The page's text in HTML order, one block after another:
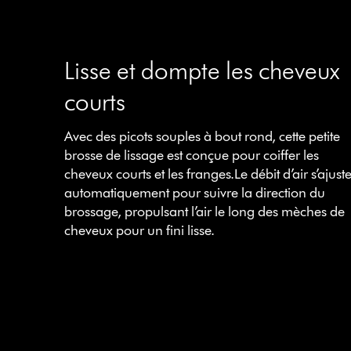
Lisse et dompte les cheveux
courts
Avec des picots souples à bout rond, cette petite
brosse de lissage est conçue pour coiffer les
cheveux courts et les franges.Le débit d’air
automatiquement pour suivre la direction du
brossage, propulsant l’air le long des mèches de
cheveux pour un fini lisse.